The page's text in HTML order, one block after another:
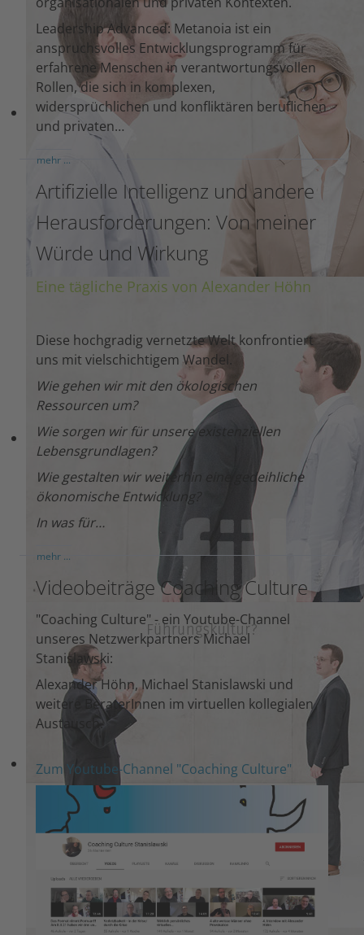
Leadership Advanced: Metanoia ist ein
anspruchsvolles Entwicklungsprogramm für
erfahrene Menschen in verantwortungsvollen
Rollen, die sich in komplexen,
widersprüchlichen und konfliktären beruflichen
und privaten…
mehr ...
Artifizielle Intelligenz und andere
Herausforderungen: Von meiner
Würde und Wirkung
Eine tägliche Praxis von Alexander Höhn
Diese hochgradig vernetzte Welt konfrontiert
uns mit vielschichtigem Wandel.
Wie gehen wir mit den ökologischen
Ressourcen um?
Wie sorgen wir für unsere existenziellen
Lebensgrundlagen?
Wie gestalten wir weiterhin eine gedeihliche
ökonomische Entwicklung?
In was für…
mehr ...
Videobeiträge Coaching Culture
"Coaching Culture" - ein Youtube-Channel
unseres Netzwerkpartners Michael
Stanislawski:
Alexander Höhn, Michael Stanislawski und
weitere BeraterInnen im virtuellen kollegialen
Austausch.
Zum Youtube-Channel "Coaching Culture"